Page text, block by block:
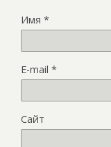
Имя *
E-mail *
Сайт